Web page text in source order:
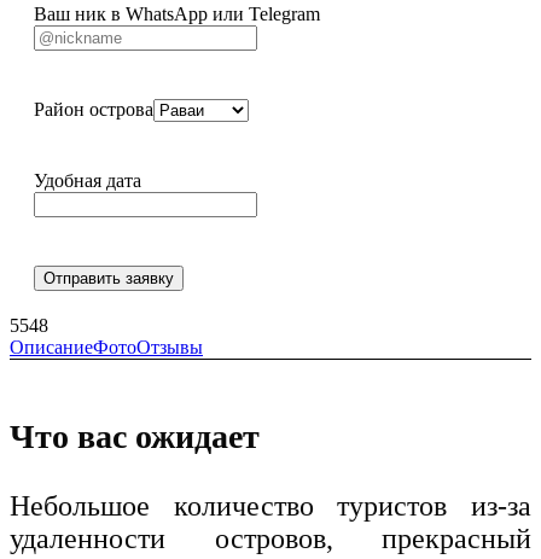
Ваш ник в WhatsApp или Telegram
Район острова
Удобная дата
Отправить заявку
5548
ОписаниеФотоОтзывы
Что вас ожидает
Небольшое количество туристов из-за
удаленности островов, прекрасный